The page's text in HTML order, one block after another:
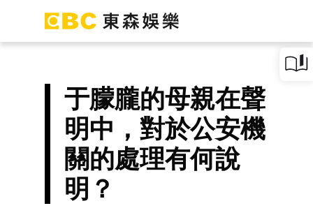
于朦朧的母親在聲
明中，對於公安機
關的處理有何說
明？